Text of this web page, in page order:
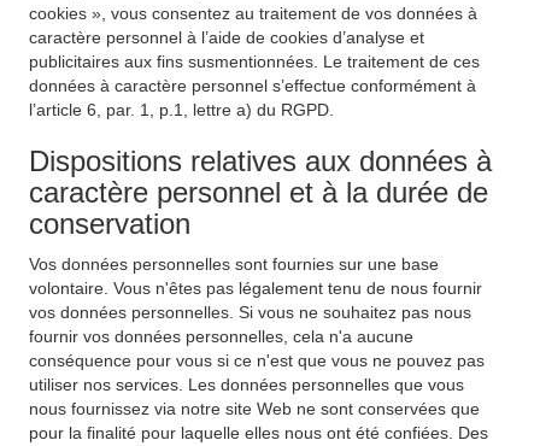
cookies », vous consentez au traitement de vos données à
caractère personnel à l’aide de cookies d’analyse et
publicitaires aux fins susmentionnées. Le traitement de ces
données à caractère personnel s’effectue conformément à
l’article 6, par. 1, p.1, lettre a) du RGPD.
Dispositions relatives aux données à
caractère personnel et à la durée de
conservation
Vos données personnelles sont fournies sur une base
volontaire. Vous n'êtes pas légalement tenu de nous fournir
vos données personnelles. Si vous ne souhaitez pas nous
fournir vos données personnelles, cela n'a aucune
conséquence pour vous si ce n'est que vous ne pouvez pas
utiliser nos services. Les données personnelles que vous
nous fournissez via notre site Web ne sont conservées que
pour la finalité pour laquelle elles nous ont été confiées. Des